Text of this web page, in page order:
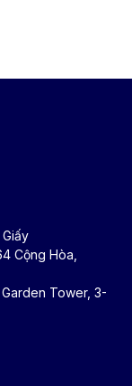
Cộng Hòa,
Tower, 3-